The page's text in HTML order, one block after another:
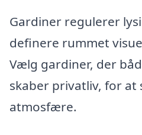
Gardiner regulerer
definere rummet
Vælg gardiner, der
skaber privatliv, for at
atmosfære.